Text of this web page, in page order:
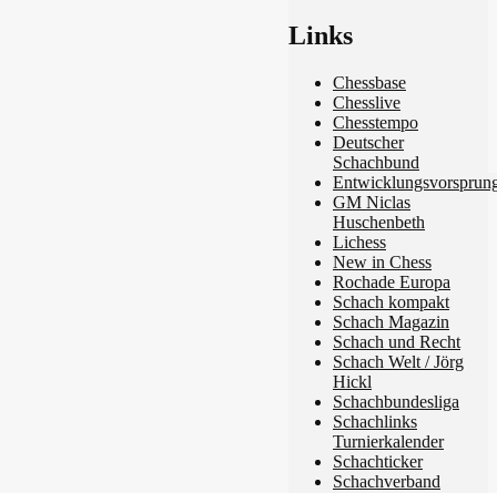
Links
Chessbase
Chesslive
Chesstempo
Deutscher
Schachbund
GM Niclas
Huschenbeth
Lichess
New in Chess
Rochade Europa
Schach kompakt
Schach Magazin
Schach und Recht
Schach Welt / Jörg
Hickl
Schachbundesliga
Schachlinks
Turnierkalender
Schachticker
Schachverband